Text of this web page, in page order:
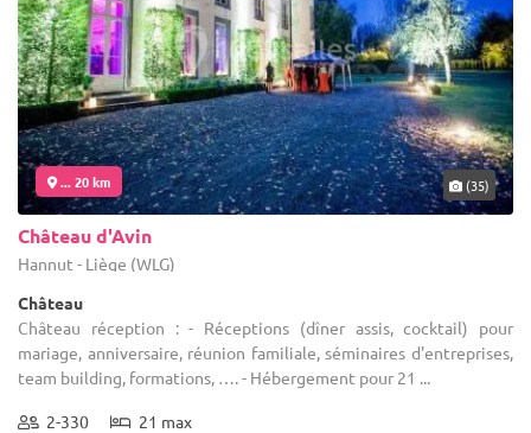
... 20 km (35)
Château d'Avin
Hannut - Liège (WLG)
Château
Château réception : - Réceptions (dîner assis, cocktail) pour
mariage, anniversaire, réunion familiale, séminaires d'entreprises,
team building, formations, …. - Hébergement pour 21 ...
2-330 21 max